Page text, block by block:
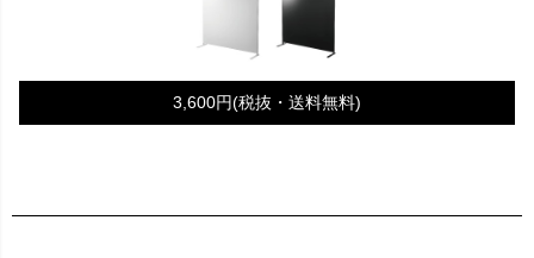
3,600円(税抜・送料無料)